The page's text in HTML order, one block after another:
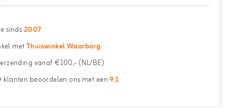
sinds2007
metThuiswinkel Waarborg
vanaf €100,- (NL/BE)
klanten beoordelen ons met een9.1